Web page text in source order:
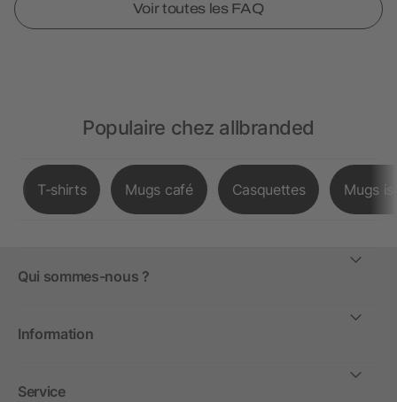
Voir toutes les FAQ
Populaire chez allbranded
T-shirts Mugs café Casquettes Mugs
Qui sommes-nous ?
Information
Service